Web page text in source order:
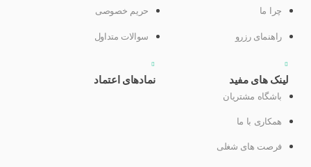
چرا ما
راهنمای رزرو
حریم خصوصی
سوالات متداول
لینک های مفید
باشگاه مشتریان
همکاری با ما
فرصت های شغلی
نمادهای اعتماد​